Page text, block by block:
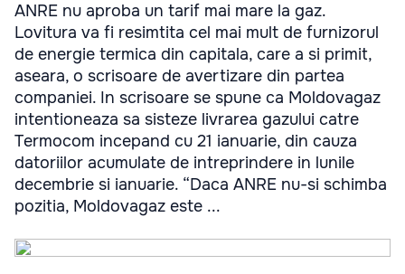
ANRE nu aproba un tarif mai mare la gaz.
Lovitura va fi resimtita cel mai mult de furnizorul
de energie termica din capitala, care a si primit,
aseara, o scrisoare de avertizare din partea
companiei. In scrisoare se spune ca Moldovagaz
intentioneaza sa sisteze livrarea gazului catre
Termocom incepand cu 21 ianuarie, din cauza
datoriilor acumulate de intreprindere in lunile
decembrie si ianuarie. “Daca ANRE nu-si schimba
pozitia, Moldovagaz este ...